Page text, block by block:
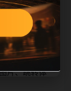
避免重复标题
栏目词和不同
后续专题自动
片、跳转体